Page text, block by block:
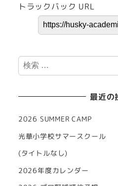
トラックバック URL
検
索
最近の
2026 SUMMER CAMP
光華小学校サマースクール
(タイトルなし)
2026年度カレンダー